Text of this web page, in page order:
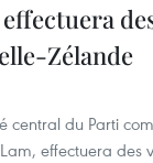
Zélande
central du Parti
effectuera des